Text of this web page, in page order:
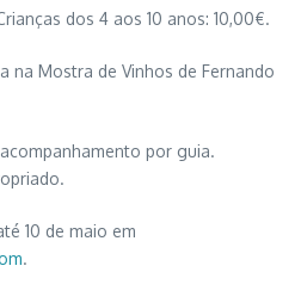
dos 4 aos 10 anos: 10,00€.
na Mostra de Vinhos de Fernando
por guia.
10 de maio em
.